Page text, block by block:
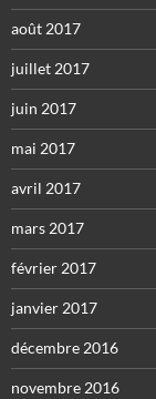
août 2017
juillet 2017
juin 2017
mai 2017
avril 2017
mars 2017
février 2017
janvier 2017
décembre 2016
novembre 2016